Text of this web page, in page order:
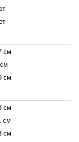
см
см
см
см
см